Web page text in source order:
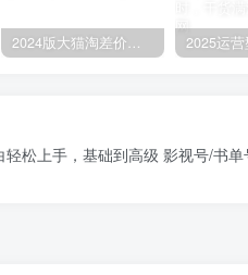
2024版大猫淘差价课程，新手也能学的无货源电商课程
松上手，基础到高级 影视号/书